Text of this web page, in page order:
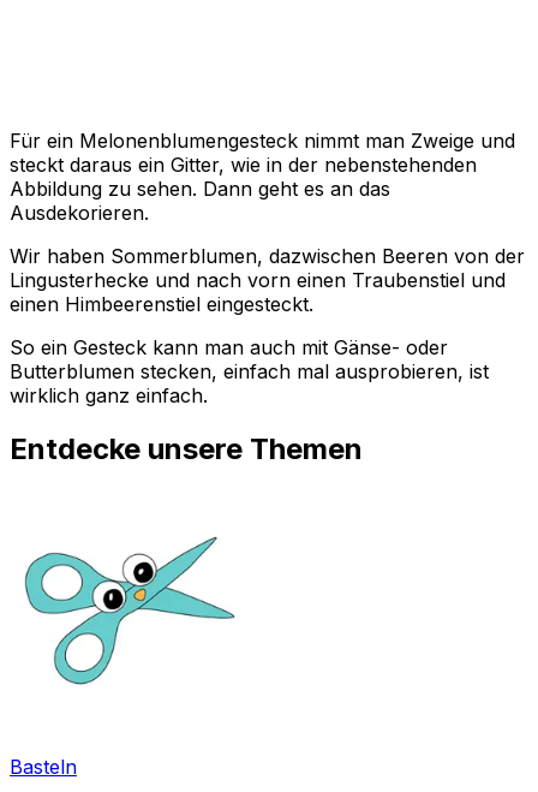
Für ein Melonenblumengesteck nimmt man Zweige und
steckt daraus ein Gitter, wie in der nebenstehenden
Abbildung zu sehen. Dann geht es an das
Ausdekorieren.
Wir haben Sommerblumen, dazwischen Beeren von der
Lingusterhecke und nach vorn einen Traubenstiel und
einen Himbeerenstiel eingesteckt.
So ein Gesteck kann man auch mit Gänse- oder
Butterblumen stecken, einfach mal ausprobieren, ist
wirklich ganz einfach.
Entdecke unsere Themen
Basteln